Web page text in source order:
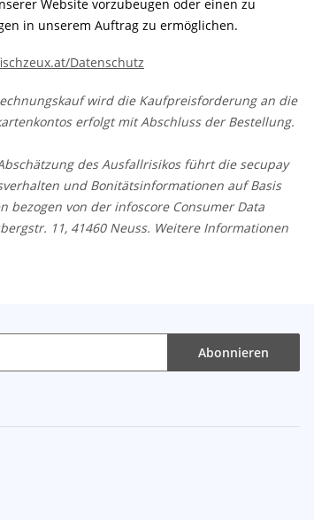
Website vorzubeugen oder einen zu
in unserem Auftrag zu ermöglichen.
Datenschutz
wird die Kaufpreisforderung an die
erfolgt mit Abschluss der Bestellung.
des Ausfallrisikos führt die secupay
und Bonitätsinformationen auf Basis
von der infoscore Consumer Data
11, 41460 Neuss. Weitere Informationen
Abonnieren